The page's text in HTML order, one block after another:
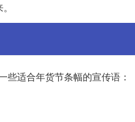
些适合年货节条幅的宣传语：